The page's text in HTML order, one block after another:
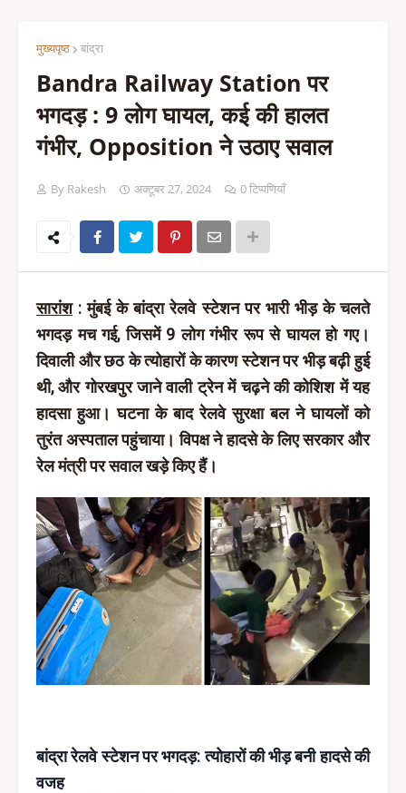
मुख्यपृष्ठ बांद्रा
Bandra Railway Station पर
भगदड़ : 9 लोग घायल, कई की हालत
गंभीर, Opposition ने उठाए सवाल
By Rakesh अक्टूबर 27, 2024 0 टिप्पणियाँ
सारांश: मुंबई के बांद्रा रेलवे स्टेशन पर भारी भीड़ के चलते
भगदड़ मच गई, जिसमें 9 लोग गंभीर रूप से घायल हो गए।
दिवाली और छठ के त्योहारों के कारण स्टेशन पर भीड़ बढ़ी हुई
थी, और गोरखपुर जाने वाली ट्रेन में चढ़ने की कोशिश में यह
हादसा हुआ। घटना के बाद रेलवे सुरक्षा बल ने घायलों को
तुरंत अस्पताल पहुंचाया। विपक्ष ने हादसे के लिए सरकार और
रेल मंत्री पर सवाल खड़े किए हैं।
बांद्रा रेलवे स्टेशन पर भगदड़: त्योहारों की भीड़ बनी हादसे की
वजह